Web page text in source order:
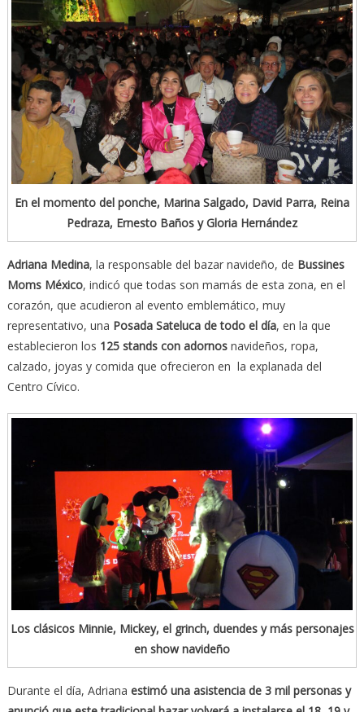
En el momento del ponche, Marina Salgado, David Parra, Reina
Pedraza, Ernesto Baños y Gloria Hernández
Adriana Medina, la responsable del bazar navideño, de Bussines
Moms México, indicó que todas son mamás de esta zona, en el
corazón, que acudieron al evento emblemático, muy
representativo, una Posada Sateluca de todo el día, en la que
establecieron los 125 stands con adornosnavideños, ropa,
calzado, joyas y comida que ofrecieron en la explanada del
Centro Cívico.
Los clásicos Minnie, Mickey, el grinch, duendes y más personajes
en show navideño
Durante el día, Adriana estimó una asistencia de 3 mil personas y